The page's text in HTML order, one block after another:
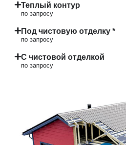
Теплый контур
по запросу
Под чистовую отделку *
по запросу
С чистовой отделкой
по запросу